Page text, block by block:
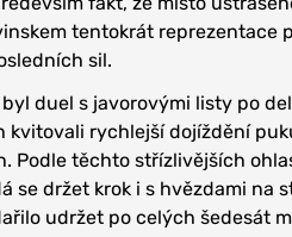
tentokrát
sil.
duel s javorovými listy po
kvitovali rychlejší dojíždění
Podle těchto střízlivějších
se držet krok i s hvězdami na
udržet po celých šedesát